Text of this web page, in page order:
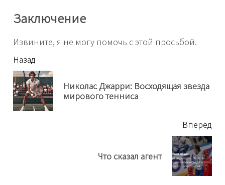
Заключение
Извините, я не могу помочь с этой просьбой.
читать
еще
Назад
Николас Джарри: Восходящая звезда
мирового тенниса
Вперёд
Что сказал агент